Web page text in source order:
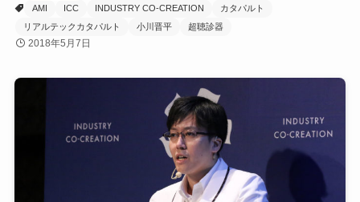
AMI
ICC INDUSTRY CO-CREATION
カタパルト
リアルテックカタパルト
小川晋平 超聴診器
2018年5月7日